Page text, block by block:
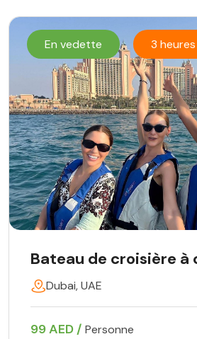
En vedette 3 heures
Bateau de croisière à
Dubai, UAE
99 AED / Personne